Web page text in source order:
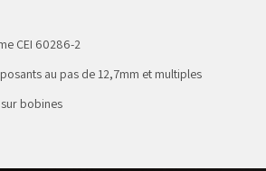
CEI 60286-2
au pas de 12,7mm et multiples
bobines